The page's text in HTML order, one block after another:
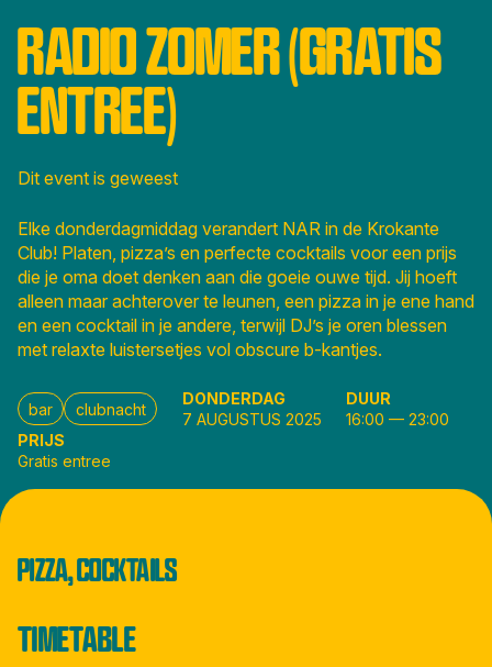
RADIO ZOMER (GRATIS
ENTREE)
Dit event is geweest
Elke donderdagmiddag verandert NAR in de Krokante
Club! Platen, pizza’s en perfecte cocktails voor een prijs
die je oma doet denken aan die goeie ouwe tijd. Jij hoeft
alleen maar achterover te leunen, een pizza in je ene hand
en een cocktail in je andere, terwijl DJ’s je oren blessen
met relaxte luistersetjes vol obscure b-kantjes.
bar clubnacht
DONDERDAG
7 AUGUSTUS 2025
DUUR
16:00—23:00
PRIJS
Gratis entree
TIMETABLE
PIZZA, COCKTAILS